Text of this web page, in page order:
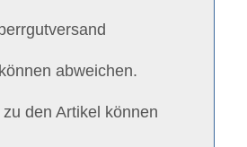
abweichen.
den Artikel können